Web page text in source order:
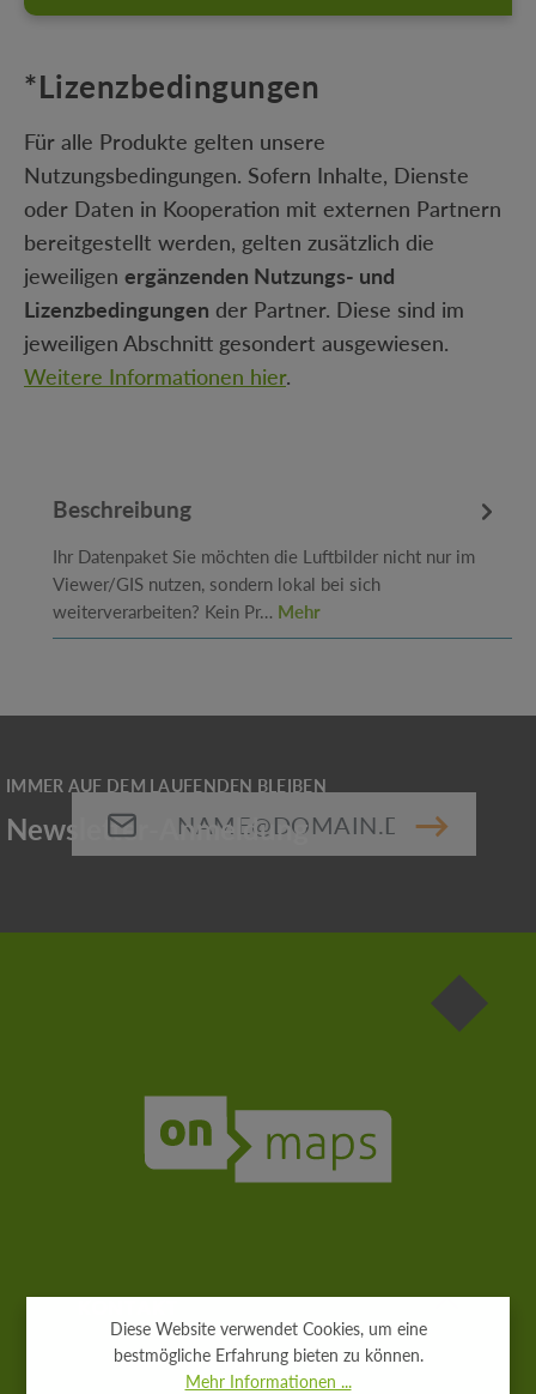
*Lizenzbedingungen
Für alle Produkte gelten unsere
Nutzungsbedingungen. Sofern Inhalte, Dienste
oder Daten in Kooperation mit externen Partnern
bereitgestellt werden, gelten zusätzlich die
jeweiligen ergänzenden Nutzungs- und
Lizenzbedingungen der Partner. Diese sind im
jeweiligen Abschnitt gesondert ausgewiesen.
Weitere Informationen hier.
Beschreibung
Ihr Datenpaket Sie möchten die Luftbilder nicht nur im
Viewer/GIS nutzen, sondern lokal bei sich
weiterverarbeiten? Kein Pr… Mehr
Pflichtfelder.
Diese Website verwendet Cookies, um eine
bestmögliche Erfahrung bieten zu können.
Mehr Informationen ...